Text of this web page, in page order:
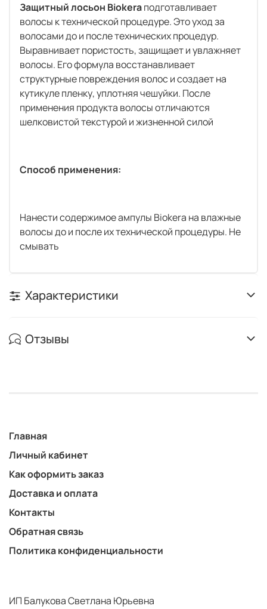
Защитный лосьон Biokeraподготавливает
волосы к технической процедуре. Это уход за
волосами до и после технических процедур.
Выравнивает пористость, защищает и увлажняет
волосы. Его формула восстанавливает
структурные повреждения волос и создает на
кутикуле пленку, уплотняя чешуйки. После
применения продукта волосы отличаются
шелковистой текстурой и жизненной силой
Способ применения:
Нанести содержимое ампулы Biokera на влажные
волосы до и после их технической процедуры. Не
смывать
Характеристики
Отзывы
Главная
Личный кабинет
Как оформить заказ
Доставка и оплата
Контакты
Обратная связь
Политика конфиденциальности
ИП Балукова Светлана Юрьевна